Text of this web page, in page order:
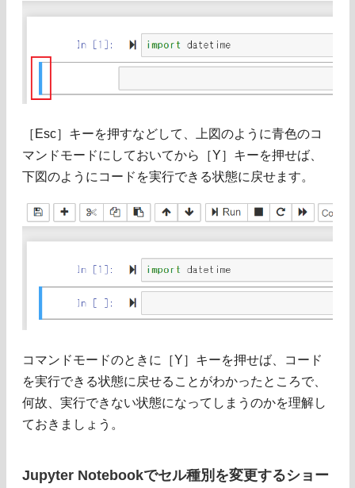
［Esc］キーを押すなどして、上図のように青色のコ
マンドモードにしておいてから［Y］キーを押せば、
下図のようにコードを実行できる状態に戻せます。
コマンドモードのときに［Y］キーを押せば、コード
を実行できる状態に戻せることがわかったところで、
何故、実行できない状態になってしまうのかを理解し
ておきましょう。
Jupyter Notebookでセル種別を変更するショー